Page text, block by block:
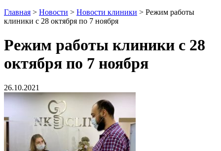
Главная > Новости > Новости клиники > Режим работы
клиники с 28 октября по 7 ноября
Режим работы клиники с 28
октября по 7 ноября
26.10.2021